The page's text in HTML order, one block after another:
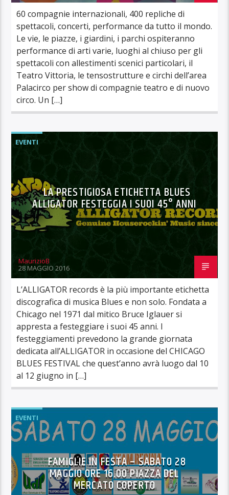
60 compagnie internazionali, 400 repliche di
spettacoli, concerti, performance da tutto il mondo.
Le vie, le piazze, i giardini, i parchi ospiteranno
performance di arti varie, luoghi al chiuso per gli
spettacoli con allestimenti scenici particolari, il
Teatro Vittoria, le tensostrutture e circhi dell’area
Palacirco per show di compagnie teatro e di nuovo
circo. Un […]
EVENTI
LA PRESTIGIOSA ETICHETTA BLUES
ALLIGATOR FESTEGGIA I SUOI 45° ANNI
MaurizioB
28 MAGGIO 2016
L’ALLIGATOR records è la più importante etichetta
discografica di musica Blues e non solo. Fondata a
Chicago nel 1971 dal mitico Bruce Iglauer si
appresta a festeggiare i suoi 45 anni. I
festeggiamenti prevedono la grande giornata
dedicata all’ALLIGATOR in occasione del CHICAGO
BLUES FESTIVAL che quest’anno avrà luogo dal 10
al 12 giugno in […]
EVENTI
FAMIGLIE IN FESTA – SABATO 28
MAGGIO ORE 16.00 PIAZZA DEL
MERCATO COPERTO